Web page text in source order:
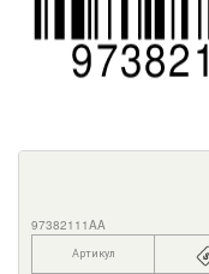
97382111AA
Артикул